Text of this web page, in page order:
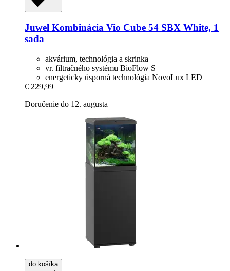
Juwel Kombinácia Vio Cube 54 SBX White, 1
sada
akvárium, technológia a skrinka
vr. filtračného systému BioFlow S
energeticky úsporná technológia NovoLux LED
€ 229,99
Doručenie do 12. augusta
do košíka